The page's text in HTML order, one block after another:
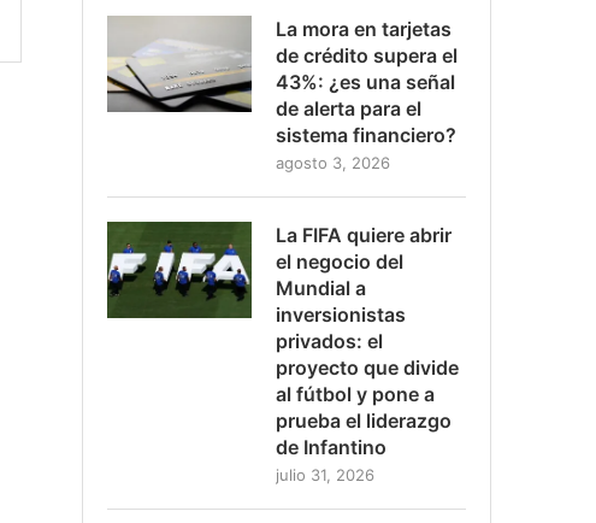
La mora en tarjetas
de crédito supera el
43%: ¿es una señal
de alerta para el
sistema financiero?
agosto 3, 2026
La FIFA quiere abrir
el negocio del
Mundial a
inversionistas
privados: el
proyecto que divide
al fútbol y pone a
prueba el liderazgo
de Infantino
julio 31, 2026